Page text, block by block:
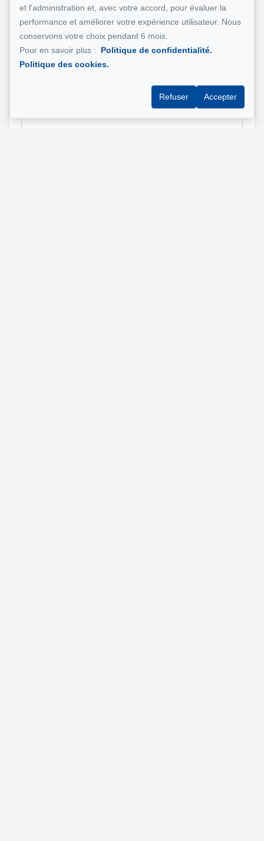
Adresse de la propriété qui vous intéresse?
et l'administration et, avec votre accord, pour évaluer la
performance et améliorer votre expérience utilisateur. Nous
conservons votre choix pendant 6 mois.
Pour en savoir plus :
Politique de confidentialité.
Politique des cookies.
Refuser Accepter